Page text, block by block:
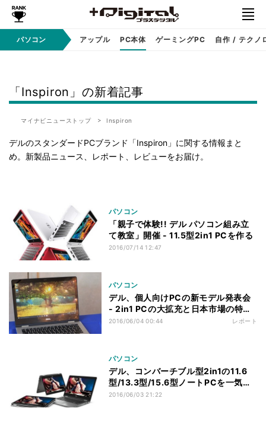
パソコンWindows アップル PC本体 ゲーミングPC 自作 / テクノ
「Inspiron」の新着記事
マイナビニューストップ Inspiron
デルのスタンダードPCブランド「Inspiron」に関する情報まと
め。新製品ニュース、レポート、レビューをお届け。
パソコン
「親子で体験!! デル パソコン組み立
て教室」開催 - 11.5型2in1 PCを作る
2016/07/14 12:47
パソコン
デル、個人向けPCの新モデル発表会
- 2in1 PCの大拡充と日本市場の特殊
性
2016/06/04 00:44 レポート
パソコン
デル、コンバーチブル型2in1の11.6
型/13.3型/15.6型ノートPCを一気に
投入
2016/06/03 21:22